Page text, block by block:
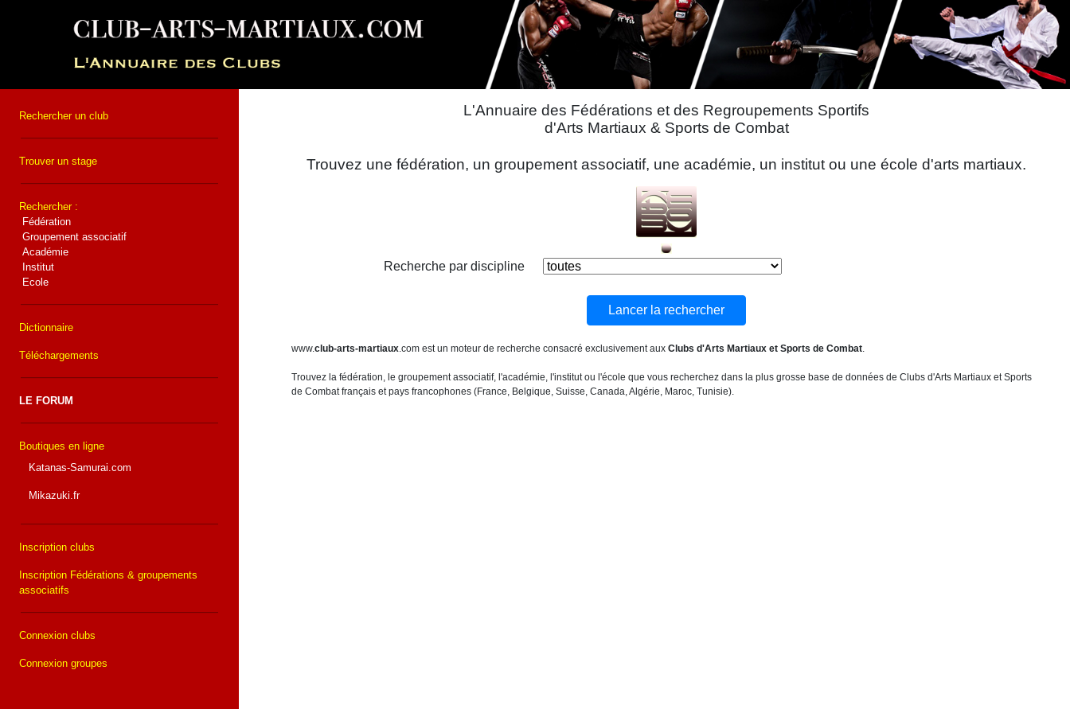
Rechercher un club
Trouver un stage
Rechercher :
Fédération
Groupement associatif
Académie
Institut
Ecole
Dictionnaire
Téléchargements
LE FORUM
Boutiques en ligne
Katanas-Samurai.com
Mikazuki.fr
Inscription clubs
Inscription Fédérations & groupements
associatifs
Connexion clubs
Connexion groupes
L'Annuaire des Fédérations et des Regroupements Sportifs
d'Arts Martiaux & Sports de Combat
Trouvez une fédération, un groupement associatif, une académie, un institut ou une école d'arts martiaux.
Recherche par discipline
www.club-arts-martiaux.com est un moteur de recherche consacré exclusivement aux Clubs d'Arts Martiaux et Sports de Combat.
Trouvez la fédération, le groupement associatif, l'académie, l'institut ou l'école que vous recherchez dans la plus grosse base de données de Clubs d'Arts Martiaux et Sports
de Combat français et pays francophones (France, Belgique, Suisse, Canada, Algérie, Maroc, Tunisie).